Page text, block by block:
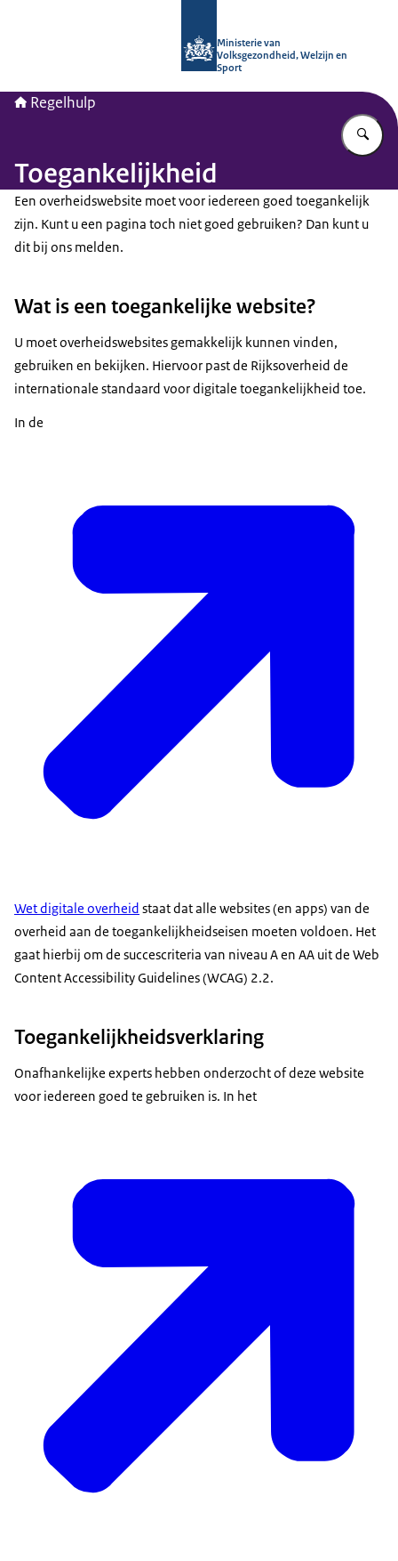
Ministerie van
Volksgezondheid, Welzijn en
Sport
Regelhulp
Toegankelijkheid
Een overheidswebsite moet voor iedereen goed toegankelijk
zijn. Kunt u een pagina toch niet goed gebruiken? Dan kunt u
dit bij ons melden.
Wat is een toegankelijke website?
U moet overheidswebsites gemakkelijk kunnen vinden,
gebruiken en bekijken. Hiervoor past de Rijksoverheid de
internationale standaard voor digitale toegankelijkheid toe.
In de
Wet digitale overheid staat dat alle websites (en apps) van de
overheid aan de toegankelijkheidseisen moeten voldoen. Het
gaat hierbij om de succescriteria van niveau A en AA uit de Web
Content Accessibility Guidelines (WCAG) 2.2.
Toegankelijkheidsverklaring
Onafhankelijke experts hebben onderzocht of deze website
voor iedereen goed te gebruiken is. In het